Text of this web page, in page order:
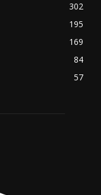
302
195
169
84
57